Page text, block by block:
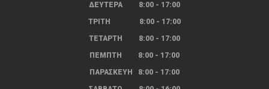
ΔΕΥΤΕΡΑ 8:00 - 17:00
ΤΡΙΤΗ 8:00 - 17:00
ΤΕΤΑΡΤΗ 8:00 - 17:00
ΠΕΜΠΤΗ 8:00 - 17:00
ΠΑΡΑΣΚΕΥΗ 8:00 - 17:00